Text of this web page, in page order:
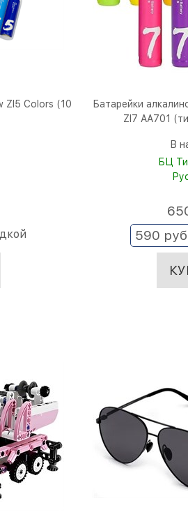
ZI5 Colors (10
Батарейки
ZI7 AA701
В
БЦ
590